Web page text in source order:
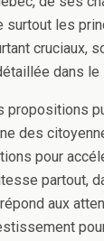
surtout les
cruciaux,
dans le
propositions
des
pour
partout,
aux